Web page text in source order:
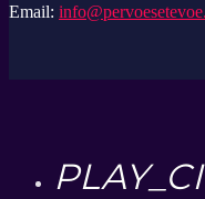
Email: